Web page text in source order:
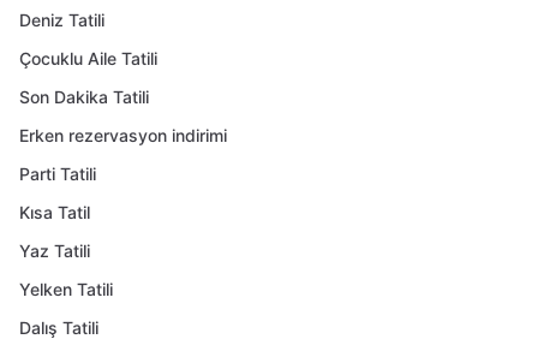
Deniz Tatili
Çocuklu Aile Tatili
Son Dakika Tatili
Erken rezervasyon indirimi
Parti Tatili
Kısa Tatil
Yaz Tatili
Yelken Tatili
Dalış Tatili